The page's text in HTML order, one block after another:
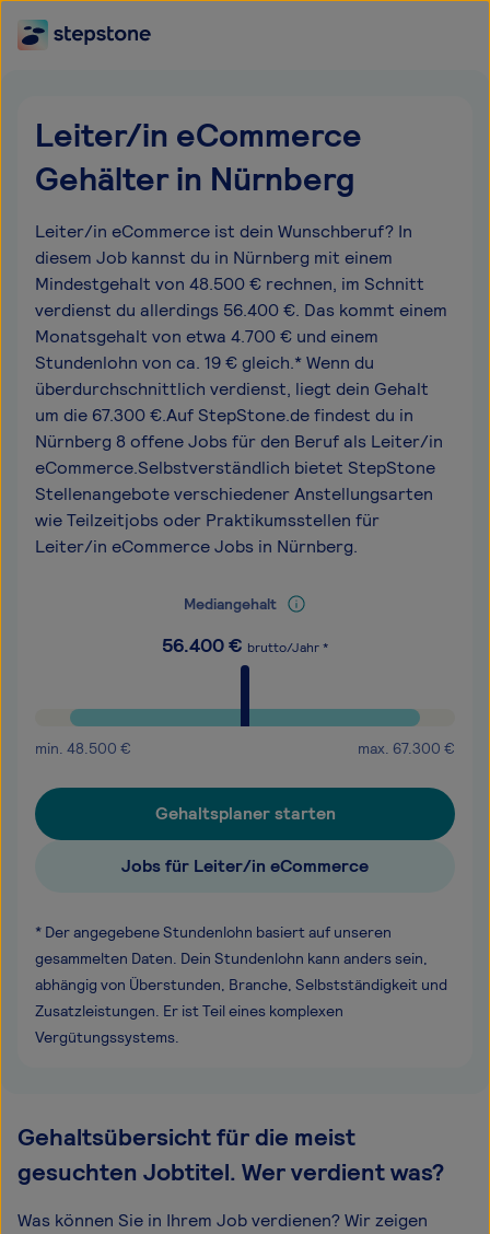
Leiter/in eCommerce
Gehälter in Nürnberg
Leiter/in eCommerce ist dein Wunschberuf? In
diesem Job kannst du in Nürnberg mit einem
Mindestgehalt von 48.500 € rechnen, im Schnitt
verdienst du allerdings 56.400 €. Das kommt einem
Monatsgehalt von etwa 4.700 € und einem
Stundenlohn von ca. 19 € gleich.* Wenn du
überdurchschnittlich verdienst, liegt dein Gehalt
um die 67.300 €.Auf StepStone.de findest du in
Nürnberg 8 offene Jobs für den Beruf als Leiter/in
eCommerce.Selbstverständlich bietet StepStone
Stellenangebote verschiedener Anstellungsarten
wie Teilzeitjobs oder Praktikumsstellen für
Leiter/in eCommerce Jobs in Nürnberg.
Mediangehalt
56.400€ brutto/Jahr *
min. 48.500 € max. 67.300 €
Gehaltsplaner starten
Jobs für Leiter/in eCommerce
* Der angegebene Stundenlohn basiert auf unseren
gesammelten Daten. Dein Stundenlohn kann anders sein,
abhängig von Überstunden, Branche, Selbstständigkeit und
Zusatzleistungen. Er ist Teil eines komplexen
Vergütungssystems.
Gehaltsübersicht für die meist
gesuchten Jobtitel. Wer verdient was?
Was können Sie in Ihrem Job verdienen? Wir zeigen